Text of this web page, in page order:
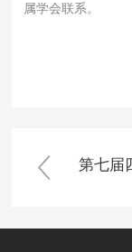
属学会联系。